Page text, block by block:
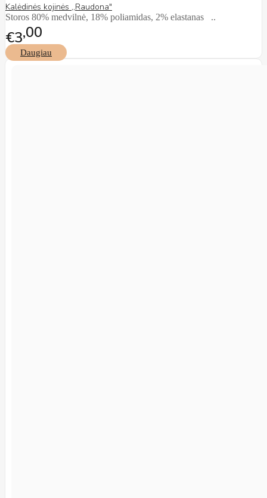
Kalėdinės kojinės ,,Raudona"
Storos 80% medvilnė, 18% poliamidas, 2% elastanas ..
€3 00
Daugiau